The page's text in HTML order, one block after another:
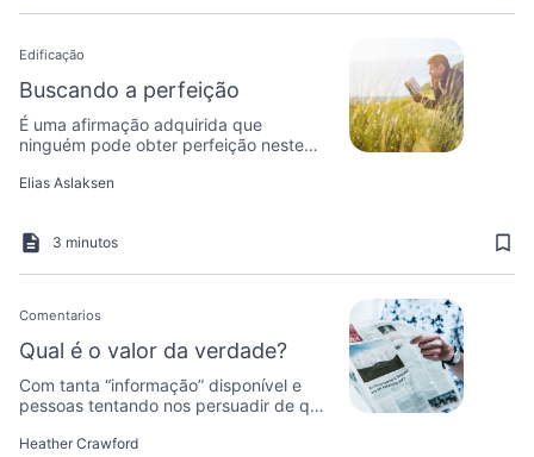
Edificação
Buscando a perfeição
É uma afirmação adquirida que
ninguém pode obter perfeição neste
Bíblia afirma exatamente o oposto.
Elias Aslaksen
3 minutos
Comentarios
Qual é o valor da verdade?
Com tanta “informação” disponível e
pessoas tentando nos persuadir de que
como é possível saber o que realmente
Heather Crawford